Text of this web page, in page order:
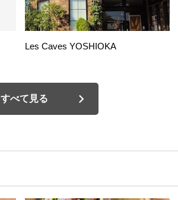
Les Caves YOSHIOKA
すべて見る